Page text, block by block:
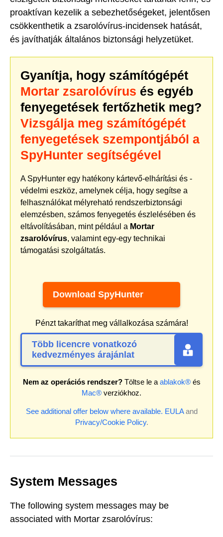
proaktívan kezelik a sebezhetőségeket, jelentősen
csökkenthetik a zsarolóvírus-incidensek hatását,
és javíthatják általános biztonsági helyzetüket.
Gyanítja, hogy számítógépét
Mortar zsarolóvírus és egyéb
fenyegetések fertőzhetik meg?
Vizsgálja meg számítógépét
fenyegetések szempontjából a
SpyHunter segítségével
A SpyHunter egy hatékony kártevő-elhárítási és -
védelmi eszköz, amelynek célja, hogy segítse a
felhasználókat mélyreható rendszerbiztonsági
elemzésben, számos fenyegetés észlelésében és
eltávolításában, mint például a Mortar
zsarolóvírus, valamint egy-egy technikai
támogatási szolgáltatás.
Download SpyHunter
Pénzt takaríthat meg vállalkozása számára!
Több licencre vonatkozó
kedvezményes árajánlat
Nem az operációs rendszer?Töltse le a ablakok®és
Mac® verziókhoz.
See additional offer below where available. EULAand
Privacy/Cookie Policy.
System Messages
The following system messages may be
associated with Mortar zsarolóvírus: